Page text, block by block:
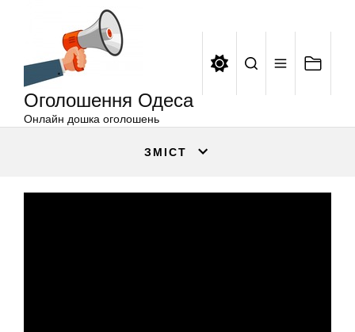
Оголошення Одеса
Онлайн дошка оголошень
ЗМІСТ